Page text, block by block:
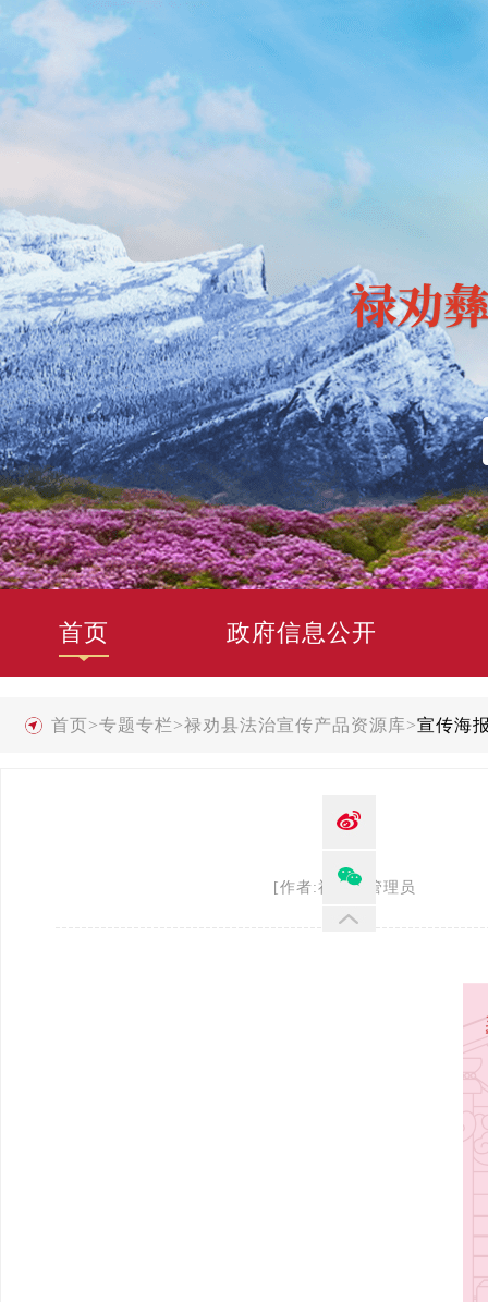
首页 政府信息公开
首页>专题专栏>禄劝县法治宣传产品资源库>宣传海
[作者:禄劝县管理员 发